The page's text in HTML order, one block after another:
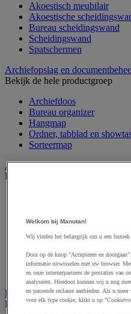
Akoestisch meubilair
Akoestische
Bureau scheidingswand
Scheidingswand
Spatschermen
Archiefopslag en
Bekijk de hele productgroep
Archiefdoos
Bureau organizer
Hangmap
Ordner, tabblad en
Sorteermap
Audiovisueel
Bekijk de hele productgroep
Dynamisch en interactief
Professionele audio en
Projectie en videoprojectie-
Studioverlichting en
Tv, dvd-speler en Blu-ray
Bewegwijzering en
Bekijk de hele productgroep
Welkom bij Manutan!
Wij vinden het belangrijk om u een bezoek
Door op de knop "Accepteren en
informatie uitwisselen met uw browser.
en onze internetpartners de prestaties van
analyseren. Hierdoor kunnen wij u nog
en passende reclame aanbieden. Als u
voor elk type cookie, klikt u op